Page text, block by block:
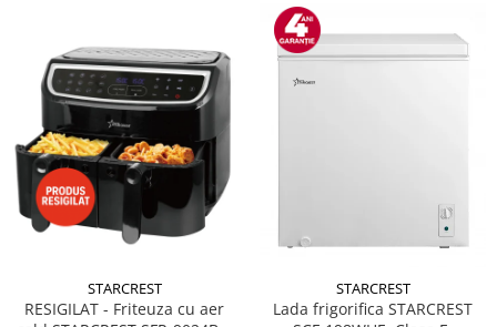
STARCREST
RESIGILAT - Friteuza cu aer
STARCREST
Lada frigorifica STARCREST